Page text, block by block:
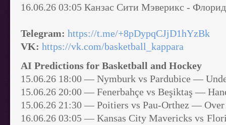
16.06.26 03:05 Канзас Сити Мэверикс -
Telegram: https://t.me/+8pDypqCJjD1hYzBk
VK: https://vk.com/basketball_kappara
AI Predictions for Basketball and Hockey
15.06.26 18:00 — Nymburk vs Pardubice —
15.06.26 20:00 — Fenerbahçe vs Beşiktaş —
15.06.26 21:30 — Poitiers vs Pau-Orthez —
16.06.26 03:05 — Kansas City Mavericks vs